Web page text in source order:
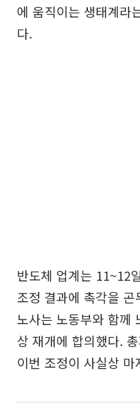
에 움직이는 생태계라
다.
반도체 업계는 11~12
조정 결과에 촉각을
노사는 노동부와 함께
상 재개에 합의했다.
이번 조정이 사실상